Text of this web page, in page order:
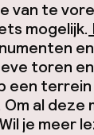
van te
mogelijk.
toren
een
al
je meer